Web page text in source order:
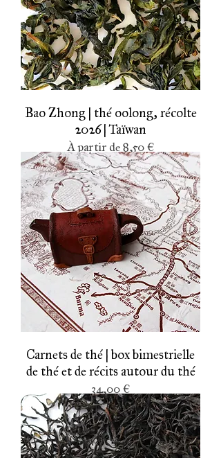
Bao Zhong | thé oolong, récolte
2026 | Taïwan
À partir de 8,50 €
Prix promotionnel
Carnets de thé | box bimestrielle
de thé et de récits autour du thé
34,00 €